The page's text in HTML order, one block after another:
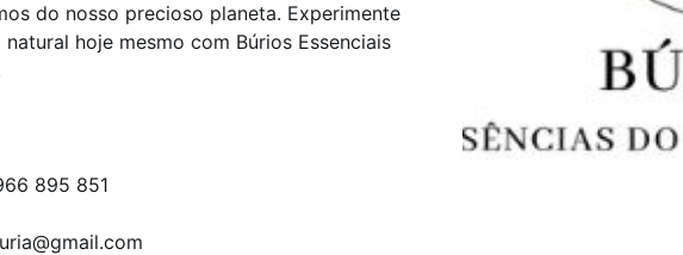
do nosso precioso planeta. Experimente
hoje mesmo com Búrios Essenciais
895 851